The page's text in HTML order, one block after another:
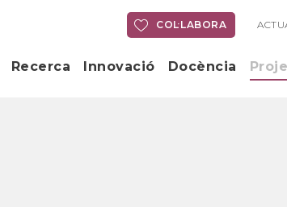
Recerca Innovació Docència
COL·LABORA